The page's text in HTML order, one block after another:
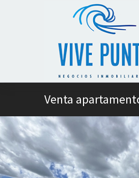
Venta